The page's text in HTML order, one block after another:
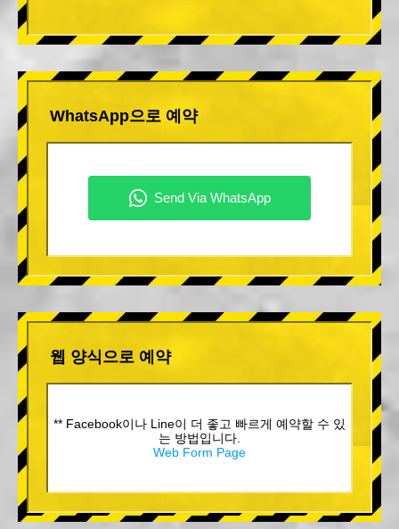
WhatsApp으로 예약
웹 양식으로 예약
** Facebook이나 Line이 더 좋고 빠르게 예약할 수 있
는 방법입니다.
Web Form Page